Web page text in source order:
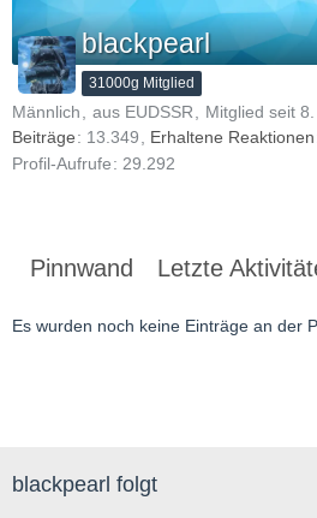
blackpearl
31000g Mitglied
Männlich aus EUDSSR
Mitglied seit
Beiträge
13.349 Erhaltene Reaktionen
Profil-Aufrufe
29.292
Pinnwand Letzte
Es wurden noch keine Einträge an der
blackpearl folgt